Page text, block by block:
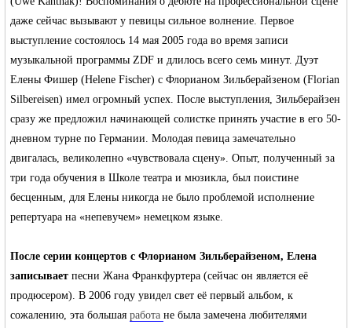
даже сейчас вызывают у певицы сильное волнение. Первое
выступление состоялось 14 мая 2005 года во время записи
музыкальной программы ZDF и длилось всего семь минут. Дуэт
Елены Фишер (Helene Fischer) с Флорианом Зильберайзеном (Florian
Silbereisen) имел огромный успех. После выступления, Зильберайзен
сразу же предложил начинающей солистке принять участие в его 50-
дневном турне по Германии. Молодая певица замечательно
двигалась, великолепно «чувствовала сцену». Опыт, полученный за
три года обучения в Школе театра и мюзикла, был поистине
бесценным, для Елены никогда не было проблемой исполнение
репертуара на «непевучем» немецком языке.
После серии концертов с Флорианом Зильберайзеном, Елена
записывает песни Жана Франкфуртера (сейчас он является её
продюсером). В 2006 году увидел свет её первый альбом, к
сожалению, эта большаяработане была замечена любителями